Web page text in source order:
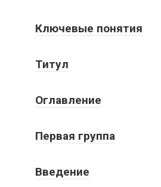
Ключевые понятия
Титул
Оглавление
Первая группа
Введение